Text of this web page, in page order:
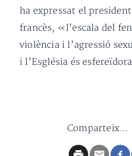
ha expressat el
francès, «l’escala del
violència i l’agressió
i l’Església és
Comparteix...